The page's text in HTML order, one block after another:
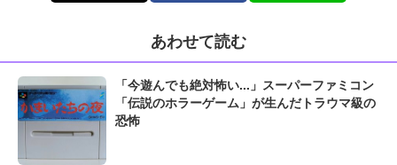
あわせて読む
「今遊んでも絶対怖い...」スーパーファミコン
「伝説のホラーゲーム」が生んだトラウマ級の
恐怖